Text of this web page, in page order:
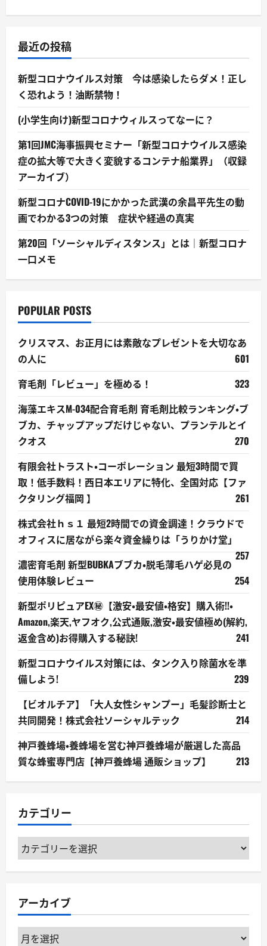
最近の投稿
新型コロナウイルス対策 今は感染したらダメ！正し
く恐れよう！油断禁物！
(小学生向け)新型コロナウィルスってなーに？
第1回JMC海事振興セミナー「新型コロナウイルス感染
症の拡大等で大きく変貌するコンテナ船業界」（収録
アーカイブ）
新型コロナCOVID-19にかかった武漢の余昌平先生の動
画でわかる3つの対策 症状や経過の真実
第20回「ソーシャルディスタンス」とは｜新型コロナ
一口メモ
POPULAR POSTS
クリスマス、お正月には素敵なプレゼントを大切なあ
の人に
601
育毛剤「レビュー」を極める！
323
海藻エキスM-034配合育毛剤 育毛剤比較ランキング・ブ
ブカ、チャップアップだけじゃない、プランテルとイ
クオス
270
有限会社トラスト・コーポレーション 最短3時間で買
取！低手数料！西日本エリアに特化、全国対応【ファ
クタリング福岡 】
261
株式会社ｈｓ１ 最短2時間での資金調達！クラウドで
オフィスに居ながら楽々資金繰りは「うりかけ堂」
257
濃密育毛剤 新型BUBKAブブカ・脱毛薄毛ハゲ必見の
使用体験レビュー
254
新型ポリピュアEX㊙【激安・最安値・格安】購入術!!・
Amazon,楽天,ヤフオク,公式通販,激安・最安値極め(解約,
返金含め)お得購入する秘訣!
241
新型コロナウイルス対策には、タンク入り除菌水を準
備しよう!
239
【ビオルチア】「大人女性シャンプー」毛髪診断士と
共同開発！株式会社ソーシャルテック
214
神戸養蜂場・養蜂場を営む神戸養蜂場が厳選した高品
質な蜂蜜専門店【神戸養蜂場 通販ショップ】
213
カテゴリー
カ
テ
ー
アーカイブ
ア